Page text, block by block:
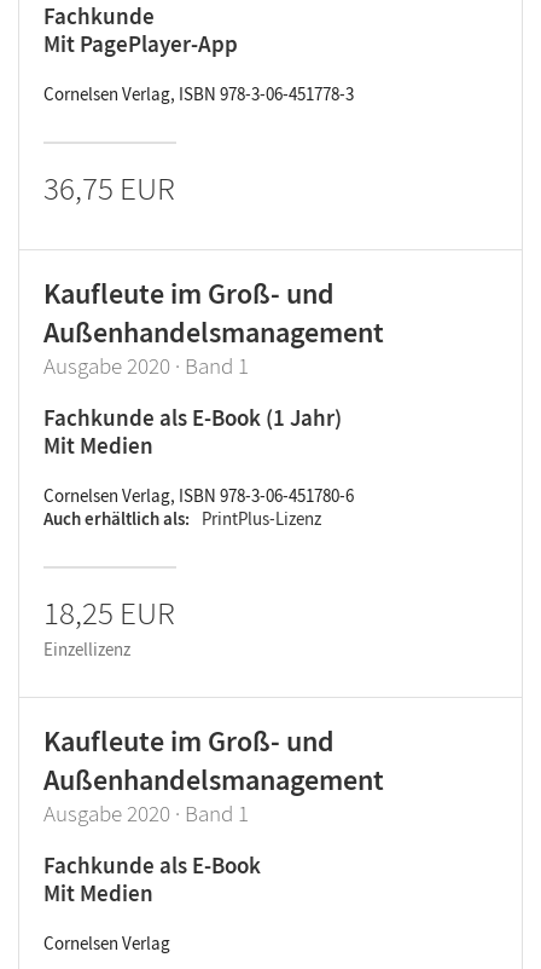
Fachkunde
Mit PagePlayer-App
Cornelsen Verlag, ISBN 978-3-06-451778-3
36,75 EUR
Kaufleute im Groß- und
Außenhandelsmanagement
Ausgabe 2020 · Band 1
Fachkunde als E-Book (1 Jahr)
Mit Medien
Cornelsen Verlag, ISBN 978-3-06-451780-6
Auch erhältlich als
PrintPlus-Lizenz
18,25 EUR
Einzellizenz
Kaufleute im Groß- und
Außenhandelsmanagement
Ausgabe 2020 · Band 1
Fachkunde als E-Book
Mit Medien
Cornelsen Verlag